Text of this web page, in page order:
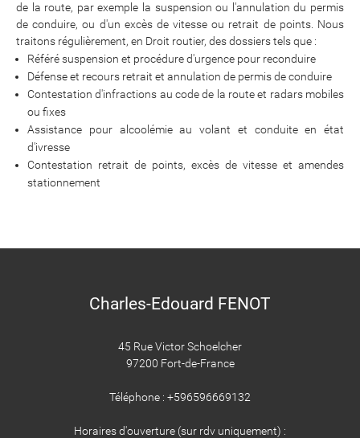
de la route, par exemple la suspension ou l'annulation du permis
de conduire, ou d'un excès de vitesse ou retrait de points. Nous
traitons régulièrement, en Droit routier, des dossiers tels que :
Référé suspension et procédure d'urgence pour reconduire
Défense et recours retrait et annulation de permis de conduire
Contestation d'infractions au code de la route et radars mobiles
ou fixes
Assistance pour alcoolémie au volant et conduite en état
d'ivresse
Contestation retrait de points, excès de vitesse et amendes
stationnement
Charles-Edouard FENOT
45 Rue Victor Schoelcher
97200 Fort-de-France
Téléphone : +596596669132
Horaires d'ouverture (sur rdv uniquement) :